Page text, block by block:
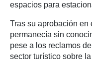
espacios para
Tras su aprobación en
permanecía sin
pese a los reclamos
sector turístico sobre